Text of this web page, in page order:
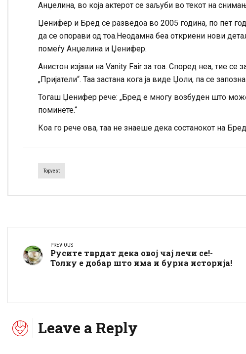
Анџелина, во која актерот се заљуби во текот на
Џенифер и Бред се разведоа во 2005 година, по пет
да се опорави од тоа.Неодамна беа откриени нови
помеѓу Анџелина и Џенифер.
Анистон изјави на Vanity Fair за тоа. Според неа, тие се
„Пријатели“. Таа застана кога ја виде Џоли, па се
Тогаш Џенифер рече: „Бред е многу возбуден што
поминете.“
Коа го рече ова, таа не знаеше дека состанокот на
Topvest
PREVIOUS
Русите тврдат дека овој чај лечи се!-
Толку е добар што има и бурна историја!
Leave a Reply